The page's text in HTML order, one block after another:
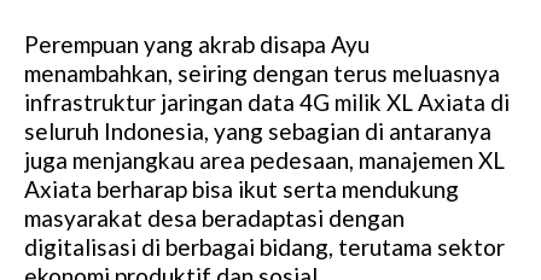
Perempuan yang akrab disapa Ayu
menambahkan, seiring dengan terus meluasnya
infrastruktur jaringan data 4G milik XL Axiata di
seluruh Indonesia, yang sebagian di antaranya
juga menjangkau area pedesaan, manajemen XL
Axiata berharap bisa ikut serta mendukung
masyarakat desa beradaptasi dengan
digitalisasi di berbagai bidang, terutama sektor